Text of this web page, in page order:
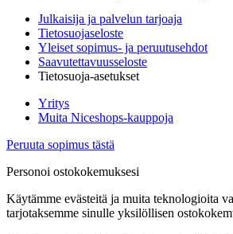
Julkaisija ja palvelun tarjoaja
Tietosuojaseloste
Yleiset sopimus- ja peruutusehdot
Saavutettavuusseloste
Tietosuoja-asetukset
Yritys
Muita Niceshops-kauppoja
Peruuta sopimus tästä
Personoi ostokokemuksesi
Käytämme evästeitä ja muita teknologioita
tarjotaksemme sinulle yksilöllisen